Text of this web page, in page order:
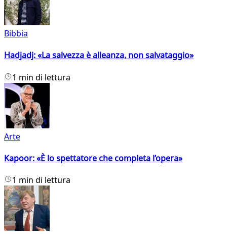
Bibbia
Hadjadj: «La salvezza è alleanza, non salvataggio»
1 min di lettura
Arte
Kapoor: «È lo spettatore che completa l’opera»
1 min di lettura